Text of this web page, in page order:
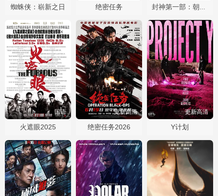
蜘蛛侠：崭新之日 绝密任务 封神第一部：朝歌风云
国语
火遮眼2025
更新高清
绝密任务2026
更新高清
Y计划